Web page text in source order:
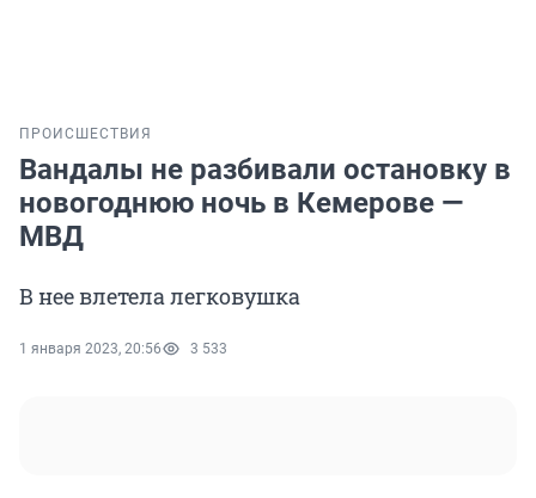
ПРОИСШЕСТВИЯ
Вандалы не разбивали остановку в
новогоднюю ночь в Кемерове —
МВД
В нее влетела легковушка
1 января 2023, 20:56 3 533